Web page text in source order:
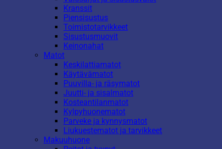
Kranssit
Piensisustus
Toimistotarvikkeet
Sisustusmuovit
Keinonahat
Matot
Keskilattiamatot
Käytävämatot
Puuvilla- ja räsymatot
Juutti- ja sisalmatot
Kosteantilanmatot
Kylpyhuonematot
Parveke ja kynnysmatot
Liukuestematot ja tarvikkeet
Makuuhuone